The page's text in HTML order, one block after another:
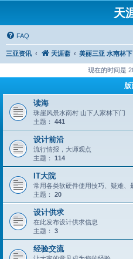
天
FAQ
三亚资讯 天涯斋 美丽三亚 水南林下
现在的时间是
版
读海
珠崖风景水南村 山下人家林下门
主题： 441
设计前沿
流行情报，大师观点
主题： 114
IT大院
常用各类软硬件使用技巧、疑难、
主题： 20
设计供求
在此发布设计供求信息
主题： 3
经验交流